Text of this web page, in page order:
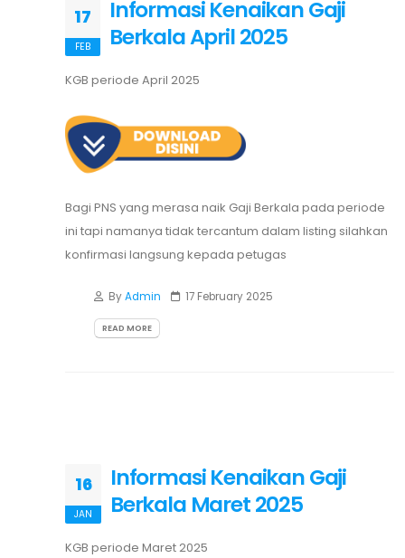
17
FEB
Informasi Kenaikan Gaji
Berkala April 2025
KGB periode April 2025
Bagi PNS yang merasa naik Gaji Berkala pada periode
ini tapi namanya tidak tercantum dalam listing silahkan
konfirmasi langsung kepada petugas
ByAdmin 17 February 2025
READ MORE
16
JAN
Informasi Kenaikan Gaji
Berkala Maret 2025
KGB periode Maret 2025